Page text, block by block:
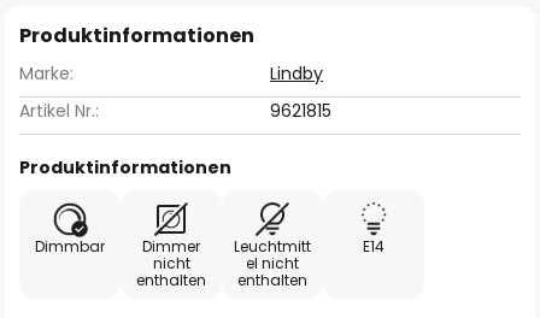
Produktinformationen
Marke:
Lindby
Artikel Nr.:
9621815
Produktinformationen
Dimmbar
Dimmer
nicht
enthalten
Leuchtmitt
el nicht
enthalten
E14